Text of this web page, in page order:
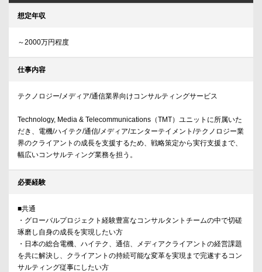
想定年収
～2000万円程度
仕事内容
テクノロジー/メディア/通信業界向けコンサルティングサービス
Technology, Media & Telecommunications（TMT）ユニットに所属いた
だき、電機/ハイテク/通信/メディア/エンターテイメント/テクノロジー業
界のクライアントの成長を支援するため、戦略策定から実行支援まで、
幅広いコンサルティング業務を担う。
必要経験
■共通
・グローバルプロジェクト経験豊富なコンサルタントチームの中で切磋
琢磨し自身の成長を実現したい方
・日本の総合電機、ハイテク、通信、メディアクライアントの経営課題
を共に解決し、クライアントの持続可能な変革を実現まで完遂するコン
サルティング従事にしたい方